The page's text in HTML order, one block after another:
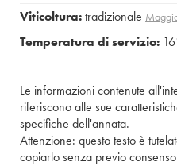
Viticoltura:tradizionale
Temperatura di servizio:
Le informazioni contenute
riferiscono alle sue
specifiche dell'annata.
Attenzione: questo testo è
copiarlo senza previo